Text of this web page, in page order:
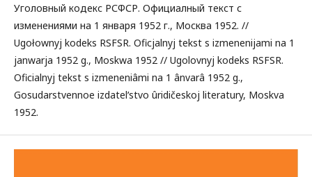
Угoлoвный кодекс РСФСР. Официалный текст с
изменениями на 1 января 1952 г., Москва 1952. //
Ugołownyj kodeks RSFSR. Oficjalnyj tekst s izmenenijami na 1
janwarja 1952 g., Moskwa 1952 // Ugolovnyj kodeks RSFSR.
Oficialnyj tekst s izmeneniâmi na 1 ânvarâ 1952 g.,
Gosudarstvennoe izdatelʹstvo ûridičeskoj literatury, Moskva
1952.